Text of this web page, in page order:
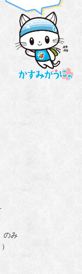
のみ